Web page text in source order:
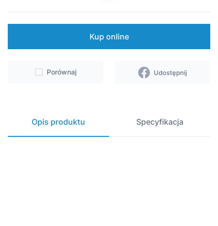
Kup online
Porównaj Udostępnij
Opis produktu Specyfikacja